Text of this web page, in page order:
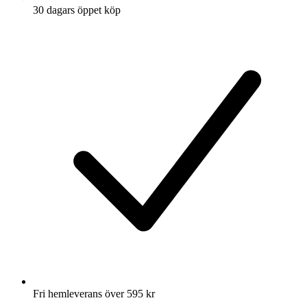
30 dagars öppet köp
Fri hemleverans över 595 kr